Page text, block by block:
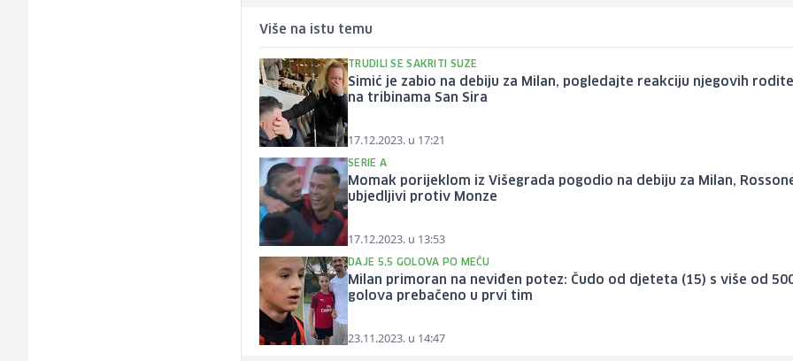
Više na istu temu
TRUDILI SE SAKRITI SUZE
Simić je zabio na debiju za Milan, pogledajte reakciju njegovih
na tribinama San Sira
17.12.2023. u 17:21
SERIE A
Momak porijeklom iz Višegrada pogodio na debiju za Milan,
ubjedljivi protiv Monze
17.12.2023. u 13:53
DAJE 5,5 GOLOVA PO MEČU
Milan primoran na neviđen potez: Čudo od djeteta (15) s više od
golova prebačeno u prvi tim
23.11.2023. u 14:47